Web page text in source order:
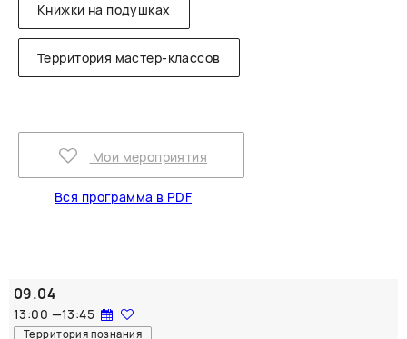
Книжки на подушках
Территория мастер-классов
Мои мероприятия
Вся программа в PDF
09.04
13:00 —13:45
Территория познания